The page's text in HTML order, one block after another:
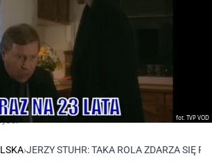
fot. TVP VOD
›JERZY STUHR: TAKA ROLA ZDARZA SIĘ